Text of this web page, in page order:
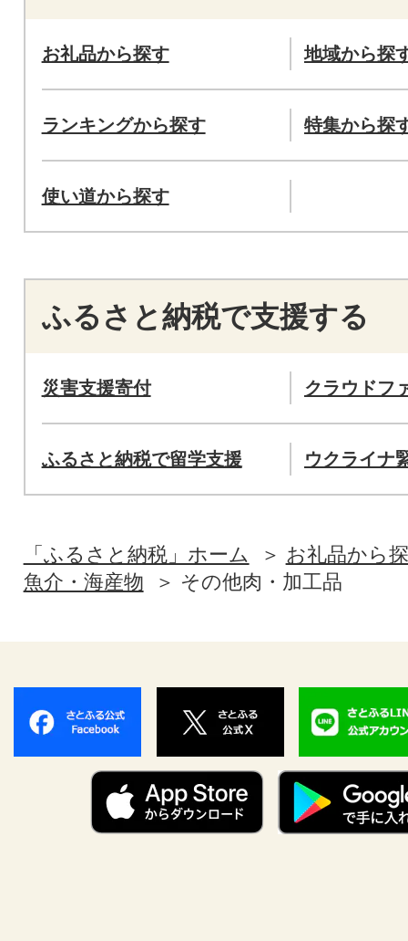
お礼品から探す 地域から探
ランキングから探す 特集から探
使い道から探す
ふるさと納税で支援する
災害支援寄付 クラウドフ
ふるさと納税で留学支援 ウクライナ
「ふるさと納税」ホーム
お礼品から
魚介・海産物
その他肉・加工品